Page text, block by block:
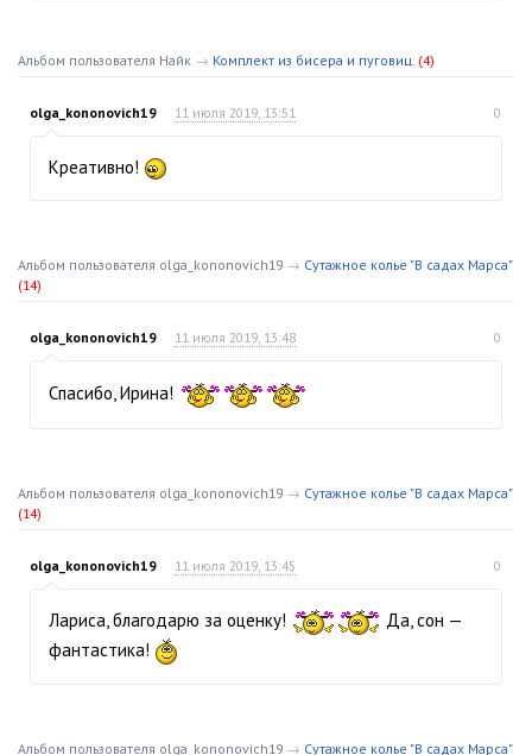
Альбом пользователя Найк → Комплект из бисера и пуговиц. (4)
olga_kononovich19 11 июля 2019, 13:51 0
Креативно!
Альбом пользователя olga_kononovich19 → Сутажное колье "В садах Марса"
(14)
olga_kononovich19 11 июля 2019, 13:48 0
Спасибо, Ирина!
Альбом пользователя olga_kononovich19 → Сутажное колье "В садах Марса"
(14)
olga_kononovich19 11 июля 2019, 13:45 0
Лариса, благодарю за оценку!
Да, сон —
фантастика!
Альбом пользователя olga_kononovich19 → Сутажное колье "В садах Марса"